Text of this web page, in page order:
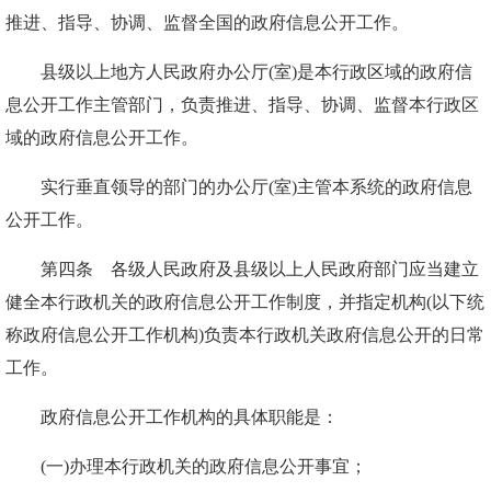
推进、指导、协调、监督全国的政府信息公开工作。
县级以上地方人民政府办公厅(室)是本行政区域的政府信
息公开工作主管部门，负责推进、指导、协调、监督本行政区
域的政府信息公开工作。
实行垂直领导的部门的办公厅(室)主管本系统的政府信息
公开工作。
第四条 各级人民政府及县级以上人民政府部门应当建立
健全本行政机关的政府信息公开工作制度，并指定机构(以下统
称政府信息公开工作机构)负责本行政机关政府信息公开的日常
工作。
政府信息公开工作机构的具体职能是：
(一)办理本行政机关的政府信息公开事宜；